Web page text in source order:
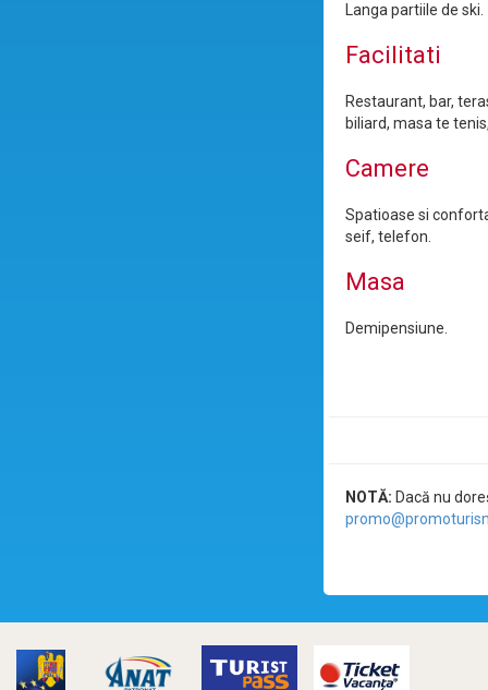
Langa partiile de ski.
Facilitati
Restaurant, bar,
biliard, masa te
Camere
Spatioase si
seif, telefon.
Masa
Demipensiune.
NOTĂ: Dacă nu